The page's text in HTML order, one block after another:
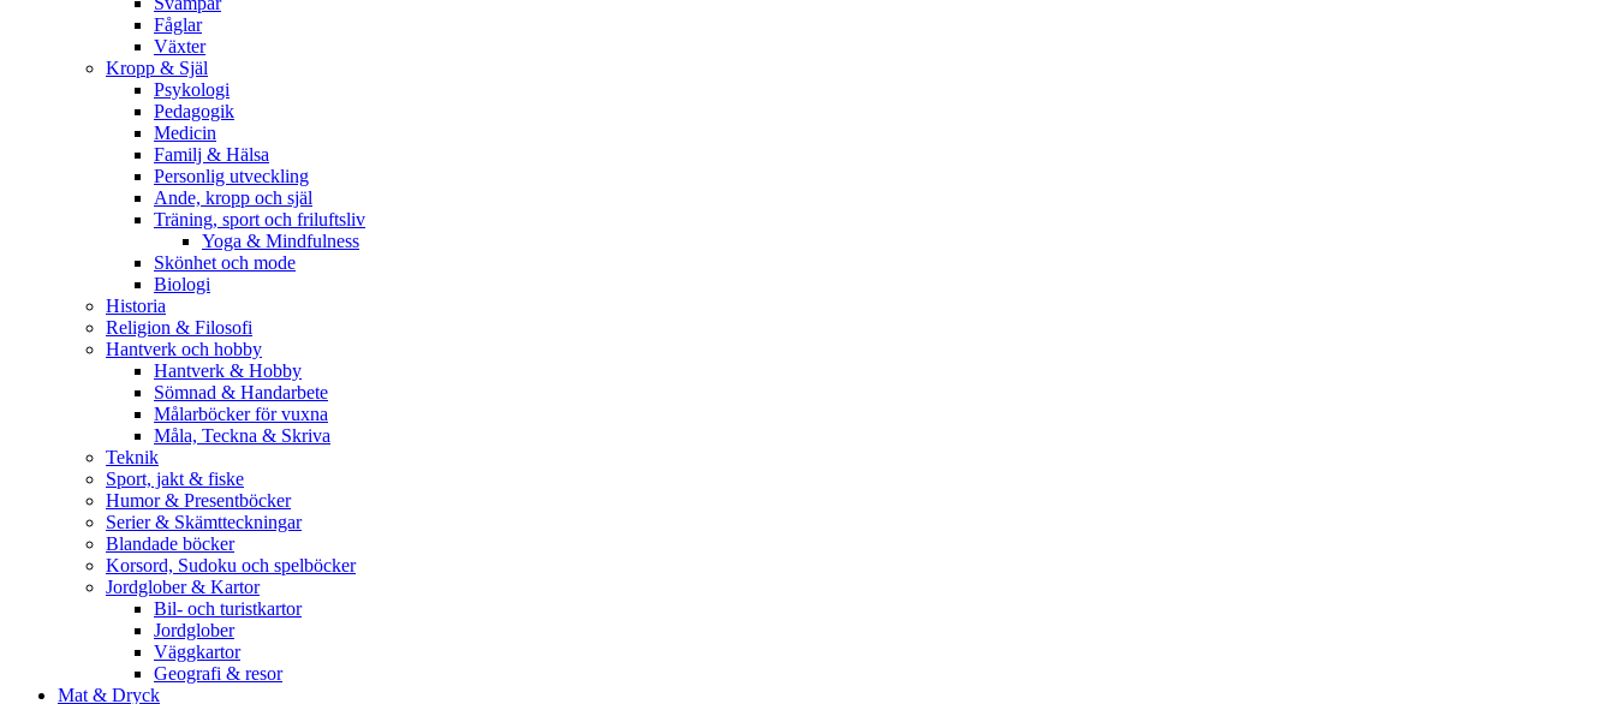
Fåglar
Växter
Kropp & Själ
Psykologi
Pedagogik
Medicin
Familj & Hälsa
Personlig utveckling
Ande, kropp och själ
Träning, sport och friluftsliv
Yoga & Mindfulness
Skönhet och mode
Biologi
Historia
Religion & Filosofi
Hantverk och hobby
Hantverk & Hobby
Sömnad & Handarbete
Målarböcker för vuxna
Måla, Teckna & Skriva
Teknik
Sport, jakt & fiske
Humor & Presentböcker
Serier & Skämtteckningar
Blandade böcker
Korsord, Sudoku och spelböcker
Jordglober & Kartor
Bil- och turistkartor
Jordglober
Väggkartor
Geografi & resor
Mat & Dryck